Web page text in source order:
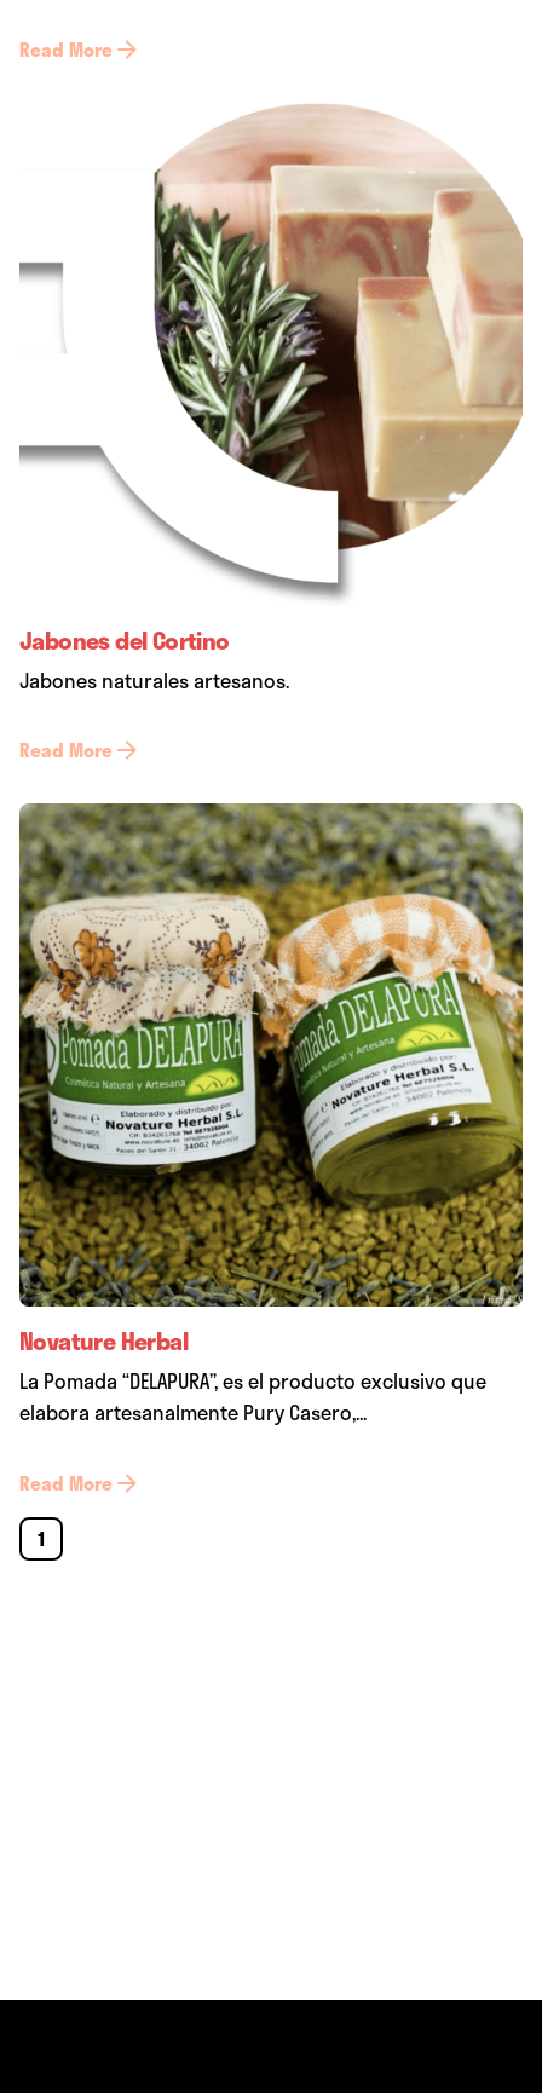
Read More
Jabones del Cortino
Jabones naturales artesanos.
Read More
Novature Herbal
La Pomada “DELAPURA”, es el producto exclusivo que
elabora artesanalmente Pury Casero,...
Read More
1